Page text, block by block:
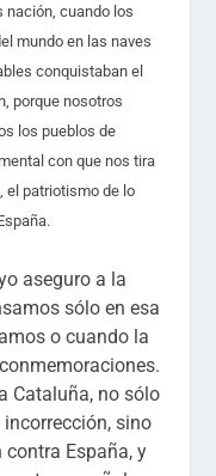
nación, cuando los
mundo en las naves
conquistaban el
porque nosotros
los pueblos de
con que nos tira
el patriotismo de lo
aseguro a la
sólo en esa
o cuando la
Cataluña, no sólo
sino
España, y